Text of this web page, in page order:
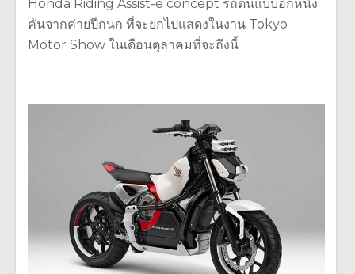
Honda Riding Assist-e concept รถต้นแบบอีกหนึ่ง
คันจากค่ายปีกนก ที่จะยกไปแสดงในงาน Tokyo
Motor Show ในเดือนตุลาคมที่จะถึงนี้